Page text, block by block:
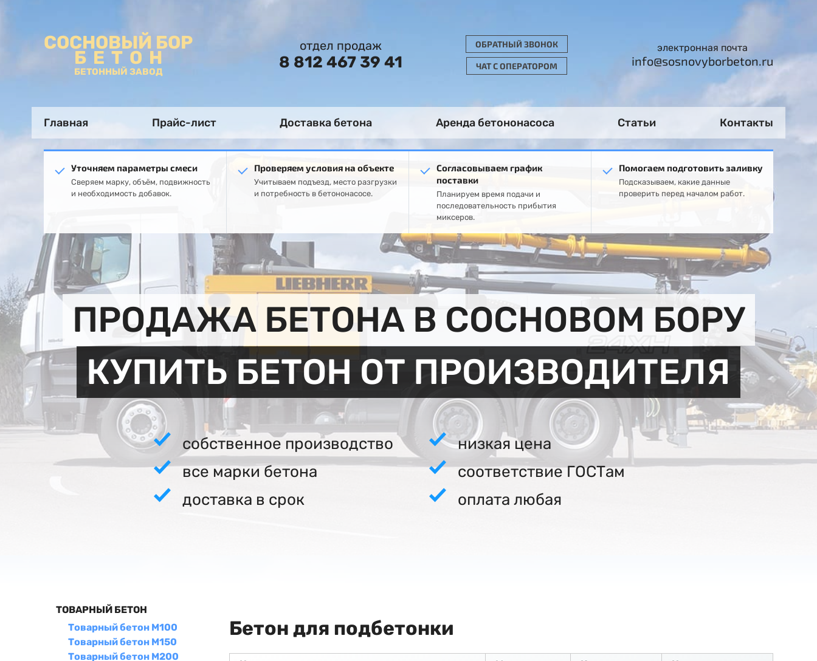
СОСНОВЫЙ БОР
БЕТОН
БЕТОННЫЙ ЗАВОД
отдел продаж
8 812 467 39 41
ОБРАТНЫЙ ЗВОНОК
ЧАТ С ОПЕРАТОРОМ
электронная почта
info@sosnovyborbeton.ru
Главная Прайс-лист Доставка бетона Аренда бетононасоса Статьи Контакты
Уточняем параметры смеси
Сверяем марку, объём, подвижность
и необходимость добавок.
Проверяем условия на объекте
Учитываем подъезд, место разгрузки
и потребность в бетононасосе.
Согласовываем график
поставки
Планируем время подачи и
последовательность прибытия
миксеров.
Помогаем подготовить заливку
Подсказываем, какие данные
проверить перед началом работ.
ПРОДАЖА БЕТОНА В СОСНОВОМ БОРУ
КУПИТЬ БЕТОН ОТ ПРОИЗВОДИТЕЛЯ
собственное производство
низкая цена
все марки бетона
соответствие ГОСТам
доставка в срок
оплата любая
ТОВАРНЫЙ БЕТОН
Товарный бетон М100
Товарный бетон М150
Товарный бетон М200
Бетон для подбетонки